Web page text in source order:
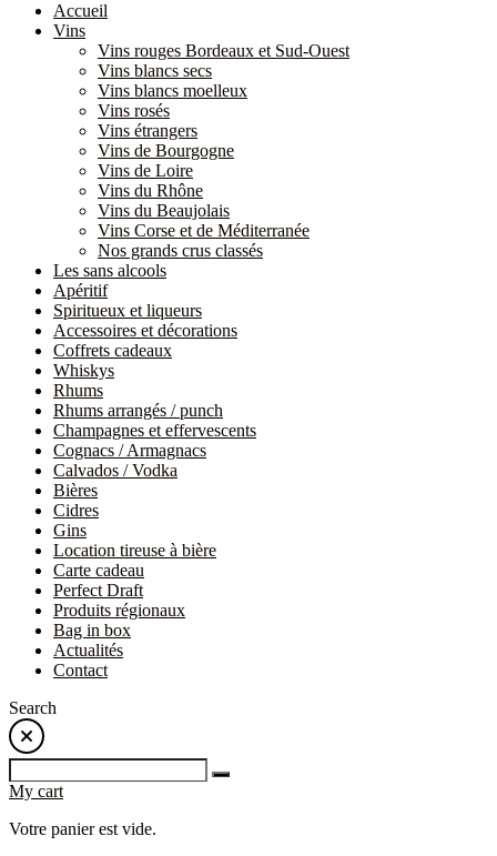
Accueil
Vins
Vins rouges Bordeaux et Sud-Ouest
Vins blancs secs
Vins blancs moelleux
Vins rosés
Vins étrangers
Vins de Bourgogne
Vins de Loire
Vins du Rhône
Vins du Beaujolais
Vins Corse et de Méditerranée
Nos grands crus classés
Les sans alcools
Apéritif
Spiritueux et liqueurs
Accessoires et décorations
Coffrets cadeaux
Whiskys
Rhums
Rhums arrangés / punch
Champagnes et effervescents
Cognacs / Armagnacs
Calvados / Vodka
Bières
Cidres
Gins
Location tireuse à bière
Carte cadeau
Perfect Draft
Produits régionaux
Bag in box
Actualités
Contact
Search
My cart
Votre panier est vide.